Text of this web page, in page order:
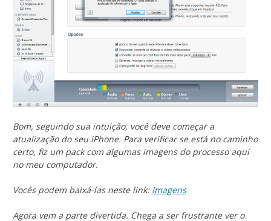
Bom, seguindo sua intuição, você deve começar a
atualização do seu iPhone. Para verificar se está no caminho
certo, fiz um pack com algumas imagens do processo aqui
no meu computador.
Vocês podem baixá-las neste link: Imagens
Agora vem a parte divertida. Chega a ser frustrante ver o